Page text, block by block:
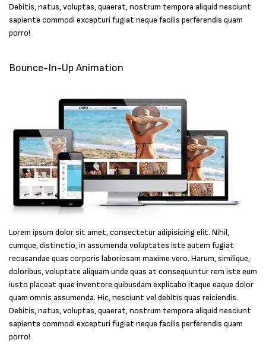
Debitis, natus, voluptas, quaerat, nostrum tempora aliquid nesciunt
sapiente commodi excepturi fugiat neque facilis perferendis quam
porro!
Bounce-In-Up Animation
Lorem ipsum dolor sit amet, consectetur adipisicing elit. Nihil,
cumque, distinctio, in assumenda voluptates iste autem fugiat
recusandae quas corporis laboriosam maxime vero. Harum, similique,
doloribus, voluptate aliquam unde quas at consequuntur rem iste eum
iusto placeat quae inventore quibusdam explicabo itaque eaque dolor
quam omnis assumenda. Hic, nesciunt vel debitis quas reiciendis.
Debitis, natus, voluptas, quaerat, nostrum tempora aliquid nesciunt
sapiente commodi excepturi fugiat neque facilis perferendis quam
porro!